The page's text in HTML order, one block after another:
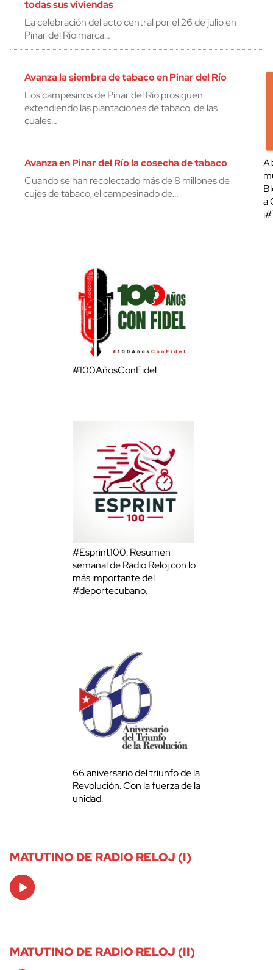
todas sus viviendas
La celebración del acto central por el 26 de julio en
Pinar del Río marca…
Avanza la siembra de tabaco en Pinar del Río
Los campesinos de Pinar del Río prosiguen
extendiendo las plantaciones de tabaco, de las
cuales…
Avanza en Pinar del Río la cosecha de tabaco
Cuando se han recolectado más de 8 millones de
cujes de tabaco, el campesinado de…
a
#100AñosConFidel
#Esprint100: Resumen
semanal de Radio Reloj con lo
más importante del
#deportecubano.
66 aniversario del triunfo de la
Revolución. Con la fuerza de la
unidad.
MATUTINO DE RADIO RELOJ (I)
Audio
Player
MATUTINO DE RADIO RELOJ (II)